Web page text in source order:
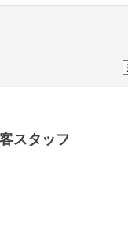
スタッフ